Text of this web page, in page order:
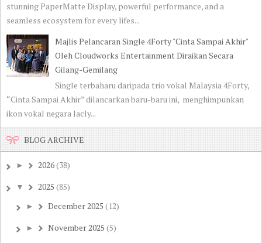
stunning PaperMatte Display, powerful performance, and a
seamless ecosystem for every lifes...
Majlis Pelancaran Single 4Forty "Cinta Sampai Akhir"
Oleh Cloudworks Entertainment Diraikan Secara
Gilang-Gemilang
Single terbaharu daripada trio vokal Malaysia 4Forty,
“Cinta Sampai Akhir” dilancarkan baru-baru ini, menghimpunkan
ikon vokal negara Jacly...
BLOG ARCHIVE
► 2026(38)
▼ 2025 (85)
► December 2025 (12)
► November 2025 (5)